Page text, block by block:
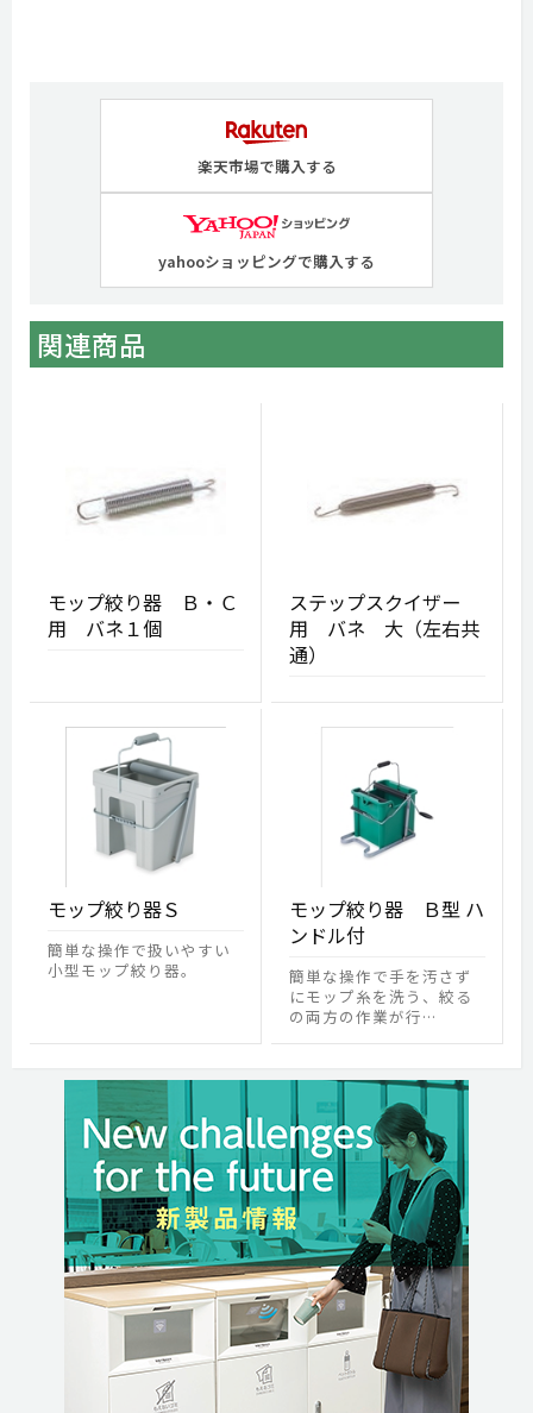
楽天市場で購入する
yahooショッピングで購入する
関連商品
モップ絞り器 Ｂ・Ｃ
用 バネ１個
ステップスクイザー
用 バネ 大（左右共
通）
モップ絞り器Ｓ
簡単な操作で扱いやすい
小型モップ絞り器。
モップ絞り器 Ｂ型 ハ
ンドル付
簡単な操作で手を汚さず
にモップ糸を洗う、絞る
の両方の作業が行…